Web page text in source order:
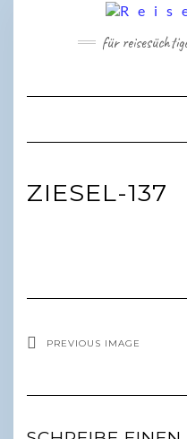
für
ZIESEL-137
PREVIOUS IMAGE